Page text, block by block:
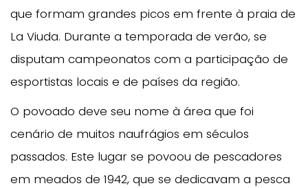
que formam grandes picos em frente à praia de
La Viuda. Durante a temporada de verão, se
disputam campeonatos com a participação de
esportistas locais e de países da região.
O povoado deve seu nome à área que foi
cenário de muitos naufrágios em séculos
passados. Este lugar se povoou de pescadores
em meados de 1942, que se dedicavam a pesca